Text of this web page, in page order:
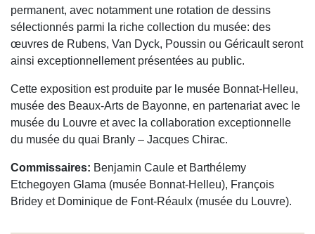
permanent, avec notamment une rotation de dessins
sélectionnés parmi la riche collection du musée: des
œuvres de Rubens, Van Dyck, Poussin ou Géricault seront
ainsi exceptionnellement présentées au public.
Cette exposition est produite par le musée Bonnat-Helleu,
musée des Beaux-Arts de Bayonne, en partenariat avec le
musée du Louvre et avec la collaboration exceptionnelle
du musée du quai Branly – Jacques Chirac.
Commissaires: Benjamin Caule et Barthélemy
Etchegoyen Glama (musée Bonnat-Helleu), François
Bridey et Dominique de Font-Réaulx (musée du Louvre).